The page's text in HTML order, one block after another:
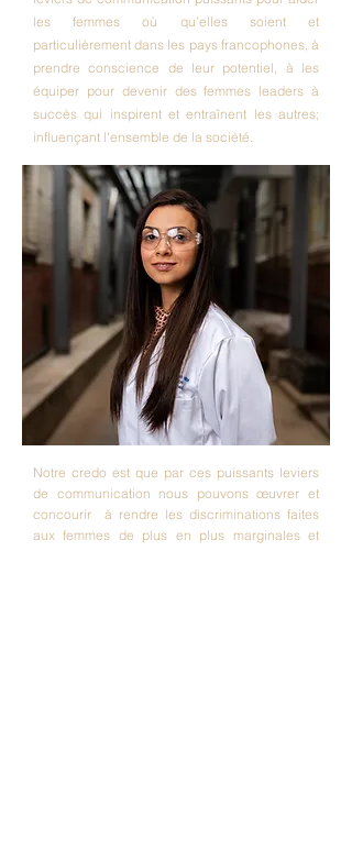
les femmes où qu’elles soient et
particulièrement dans les pays francophones, à
prendre conscience de leur potentiel, à les
équiper pour devenir des femmes leaders à
succès qui inspirent et entraînent les autres;
influençant l'ensemble de la société.
Notre credo est que par ces puissants leviers
de communication nous pouvons œuvrer et
concourir à rendre les discriminations faites
aux femmes de plus en plus marginales et